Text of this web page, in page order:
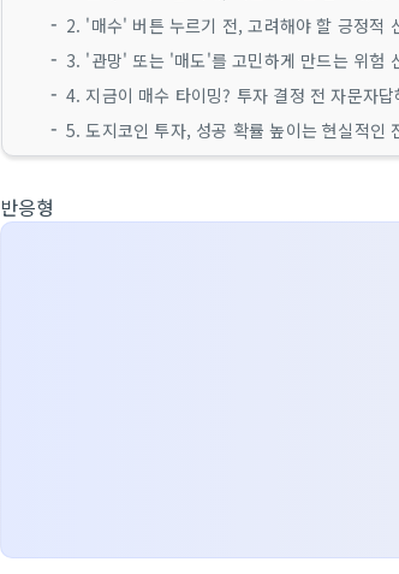
2. '매수' 버튼 누르기 전, 고려해야 할 긍정적
3. '관망' 또는 '매도'를 고민하게 만드는 위험
4. 지금이 매수 타이밍? 투자 결정 전 자문자
5. 도지코인 투자, 성공 확률 높이는 현실적인
반응형